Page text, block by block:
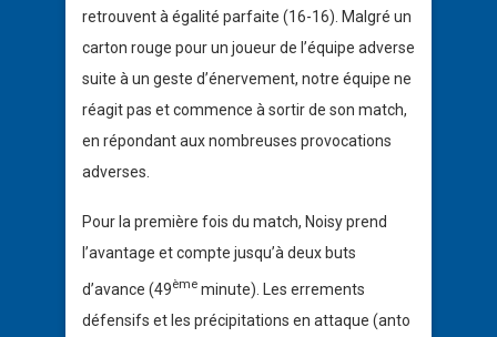
retrouvent à égalité parfaite (16-16). Malgré un
carton rouge pour un joueur de l’équipe adverse
suite à un geste d’énervement, notre équipe ne
réagit pas et commence à sortir de son match,
en répondant aux nombreuses provocations
adverses.
Pour la première fois du match, Noisy prend
l’avantage et compte jusqu’à deux buts
d’avance (49ème minute). Les errements
défensifs et les précipitations en attaque (anto